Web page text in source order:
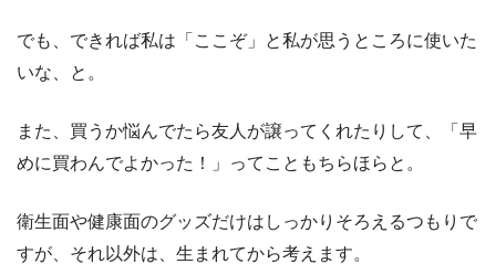
でも、できれば私は「ここぞ」と私が思うところに使いた
いな、と。
また、買うか悩んでたら友人が譲ってくれたりして、「早
めに買わんでよかった！」ってこともちらほらと。
衛生面や健康面のグッズだけはしっかりそろえるつもりで
すが、それ以外は、生まれてから考えます。